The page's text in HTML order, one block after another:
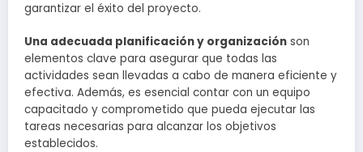
garantizar el éxito del proyecto.
Una adecuada planificación y organización son
elementos clave para asegurar que todas las
actividades sean llevadas a cabo de manera eficiente y
efectiva. Además, es esencial contar con un equipo
capacitado y comprometido que pueda ejecutar las
tareas necesarias para alcanzar los objetivos
establecidos.